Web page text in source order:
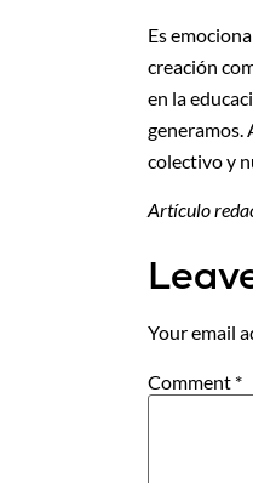
Es
creación
en la
generamos.
colectivo y
Artículo
Your email
Comment *